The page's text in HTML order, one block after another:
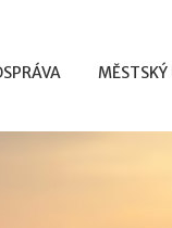
MĚSTSKÝ